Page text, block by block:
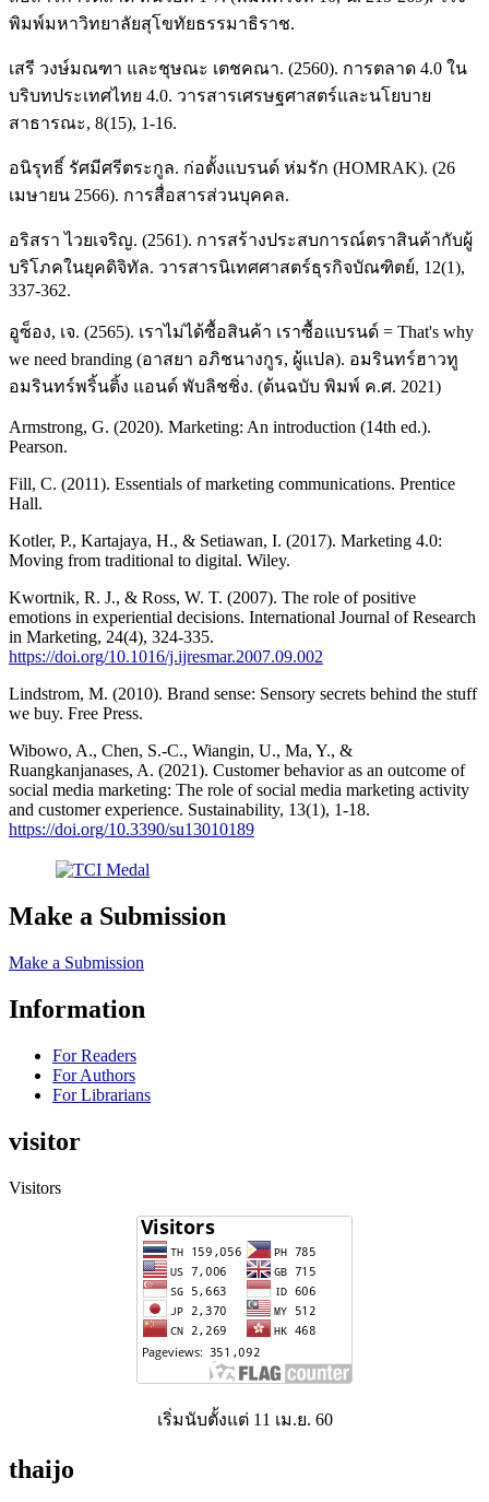
พิมพ์มหาวิทยาลัยสุโขทัยธรรมาธิราช.
เสรี วงษ์มณฑา และชุษณะ เตชคณา. (2560). การตลาด 4.0 ใน
บริบทประเทศไทย 4.0. วารสารเศรษฐศาสตร์และนโยบาย
สาธารณะ, 8(15), 1-16.
อนิรุทธิ์ รัศมีศรีตระกูล. ก่อตั้งแบรนด์ ห่มรัก (HOMRAK). (26
เมษายน 2566). การสื่อสารส่วนบุคคล.
อริสรา ไวยเจริญ. (2561). การสร้างประสบการณ์ตราสินค้ากับผู้
บริโภคในยุคดิจิทัล. วารสารนิเทศศาสตร์ธุรกิจบัณฑิตย์, 12(1),
337-362.
อูซ็อง, เจ. (2565). เราไม่ได้ซื้อสินค้า เราซื้อแบรนด์ = That's why
we need branding (อาสยา อภิชนางกูร, ผู้แปล). อมรินทร์ฮาวทู
อมรินทร์พริ้นติ้ง แอนด์ พับลิชชิ่ง. (ต้นฉบับ พิมพ์ ค.ศ. 2021)
Armstrong, G. (2020). Marketing: An introduction (14th ed.).
Pearson.
Fill, C. (2011). Essentials of marketing communications. Prentice
Hall.
Kotler, P., Kartajaya, H., & Setiawan, I. (2017). Marketing 4.0:
Moving from traditional to digital. Wiley.
Kwortnik, R. J., & Ross, W. T. (2007). The role of positive
emotions in experiential decisions. International Journal of Research
in Marketing, 24(4), 324-335.
https://doi.org/10.1016/j.ijresmar.2007.09.002
Lindstrom, M. (2010). Brand sense: Sensory secrets behind the stuff
we buy. Free Press.
Wibowo, A., Chen, S.-C., Wiangin, U., Ma, Y., &
Ruangkanjanases, A. (2021). Customer behavior as an outcome of
social media marketing: The role of social media marketing activity
and customer experience. Sustainability, 13(1), 1-18.
https://doi.org/10.3390/su13010189
Make a Submission
Make a Submission
Information
For Readers
For Authors
For Librarians
visitor
Visitors
เริ่มนับตั้งแต่ 11 เม.ย. 60
thaijo